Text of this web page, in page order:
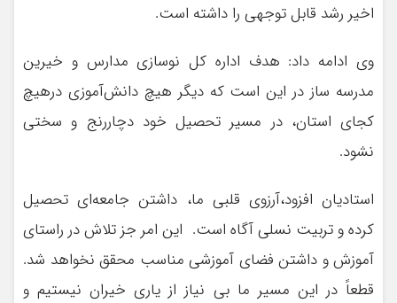
اخیر رشد قابل توجهی را داشته است.
وی ادامه داد: هدف اداره کل نوسازی مدارس و خیرین
مدرسه ساز در این است که دیگر هیچ دانش‌آموزی درهیچ
کجای استان، در مسیر تحصیل خود دچاررنج و سختی
نشود.
استادیان افزود،آرزوی قلبی ما، داشتن جامعه‌ای تحصیل
کرده و تربیت نسلی آگاه است. این امر جز تلاش در راستای
آموزش و داشتن فضای آموزشی مناسب محقق نخواهد شد.
قطعاً در این مسیر ما بی نیاز از یاری خیران نیستیم و